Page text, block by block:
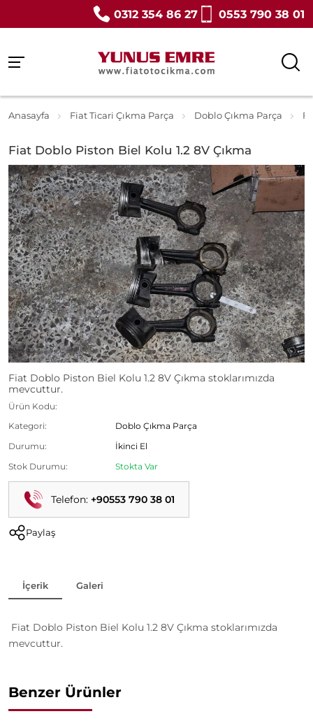
0312 354 86 27 0553 790 38 01
Anasayfa Fiat Ticari Çıkma Parça Doblo Çıkma Parça
Fiat Doblo Piston Biel Kolu 1.2 8V Çıkma
Fiat Doblo Piston Biel Kolu 1.2 8V Çıkma stoklarımızda
mevcuttur.
Ürün Kodu:
Kategori:
Doblo Çıkma Parça
Durumu:
İkinci El
Stok Durumu:
Stokta Var
Telefon: +90553 790 38 01
Paylaş
İçerik Galeri
Fiat Doblo Piston Biel Kolu 1.2 8V Çıkma stoklarımızda
mevcuttur.
Benzer Ürünler